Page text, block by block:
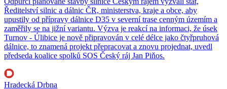
Ředitelství silnic a dálnic ČR, ministerstva, kraje a obce, aby
upustily od přípravy dálnice D35 v severní trase cenným územím a
zaměřily se na jižní variantu. Výzva je reakcí na informaci, že úsek
Turnov - Úlibice je nově připravován v celé délce jako čtyřpruhová
dálnice, to znamená projekt přepracovat a znovu projednat, uvedl
předseda koalice spolků SOS Český ráj Jan Piňos.
Hradecká Drbna